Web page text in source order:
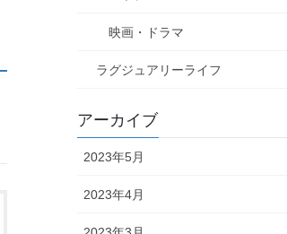
映画・ドラマ
ラグジュアリーライフ
アーカイブ
2023年5月
2023年4月